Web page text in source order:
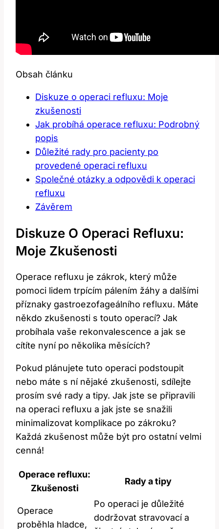
Obsah článku
Diskuze o operaci refluxu: Moje
⁢zkušenosti
Jak probíhá⁣ operace ⁣refluxu: Podrobný
popis
Důležité rady pro pacienty ​po
provedené operaci refluxu
Společné otázky a odpovědi k operaci
refluxu
Závěrem
Diskuze O Operaci Refluxu:
Moje ⁢zkušenosti
Operace ‌refluxu ‍je zákrok, který může
pomoci lidem trpícím pálením ⁢žáhy‍ a⁣ dalšími
příznaky gastroezofageálního refluxu. Máte
někdo‌ zkušenosti ​s touto operací? Jak
probíhala vaše rekonvalescence​ a jak se
cítíte⁤ nyní⁢ po několika​ měsících?
Pokud plánujete tuto operaci podstoupit‌
nebo máte s​ ní nějaké zkušenosti, sdílejte
prosím ⁤své​ rady a tipy. Jak jste ⁣se připravili
na operaci refluxu⁢ a‌ jak jste se snažili
minimalizovat komplikace po zákroku?⁣
Každá zkušenost může být pro ostatní velmi
cenná!
Operace refluxu:
Zkušenosti
Rady⁤ a tipy
Operace
⁣proběhla⁢ hladce,
Po operaci je důležité
dodržovat stravovací a